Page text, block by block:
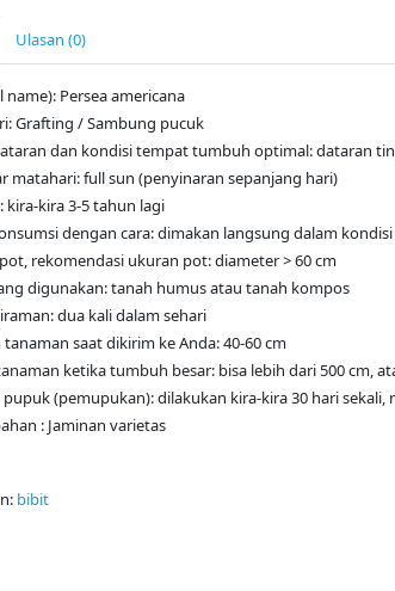
Ulasan (0)
Persea americana
Grafting / Sambung pucuk
dan kondisi tempat tumbuh optimal: dataran
matahari: full sun (penyinaran sepanjang hari)
kira-kira 3-5 tahun lagi
dengan cara: dimakan langsung dalam
rekomendasi ukuran pot: diameter > 60 cm
digunakan: tanah humus atau tanah kompos
dua kali dalam sehari
saat dikirim ke Anda: 40-60 cm
ketika tumbuh besar: bisa lebih dari 500 cm,
(pemupukan): dilakukan kira-kira 30 hari
: Jaminan varietas
bibit